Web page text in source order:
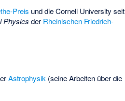
Preis und die Cornell University seit
Physics der Rheinischen Friedrich-
Astrophysik (seine Arbeiten über die